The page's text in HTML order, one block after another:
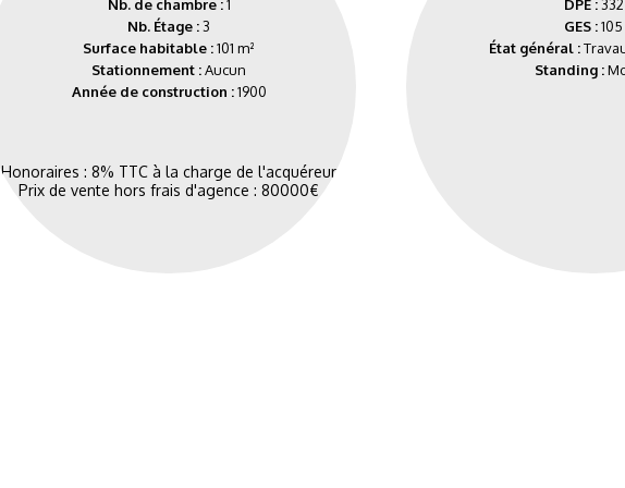
Nb. de chambre :1
Nb. Étage :3
Surface habitable :101 m²
Stationnement :Aucun
Année de construction :1900
Honoraires : 8% TTC à la charge de l'acquéreur
Prix de vente hors frais d'agence : 80000€
DPE :332
GES :105
État général :
Standing :